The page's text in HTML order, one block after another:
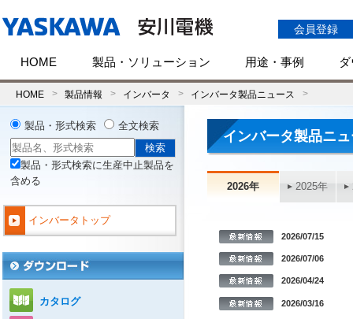
会員登録
HOME 製品・ソリューション 用途・事例
HOME 製品情報 インバータ インバータ製品ニュース
インバータ製品ニ
2026年 2025年
2026/07/15
2026/07/06
2026/04/24
2026/03/16
製品・形式検索 全文検索
製品・形式検索に生産中止製品を
含める
インバータトップ
カタログ